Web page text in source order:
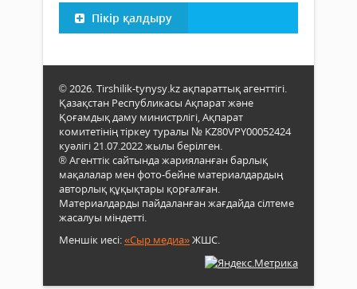
Пікір қалдыру
© 2026. Tirshilik-tynysy.kz ақпараттық агенттігі.
Қазақстан Республикасы Ақпарат және
Қоғамдық даму министрлігі, Ақпарат
комитетінің тіркеу туралы № KZ80VPY00052424
куәлігі 21.07.2022 жылы берілген.
® Агенттік сайтында жарияланған барлық
мақалалар мен фото-бейне материалдардың
авторлық құқықтары қорғалған.
Материалдарды пайдаланған жағдайда сілтеме
жасалуы міндетті.
Меншік иесі:«Сыр медиа»ЖШС.